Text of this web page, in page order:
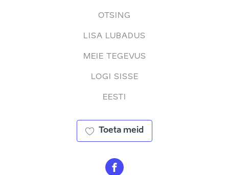
OTSING
LISA LUBADUS
MEIE TEGEVUS
LOGI SISSE
EESTI
Toeta meid